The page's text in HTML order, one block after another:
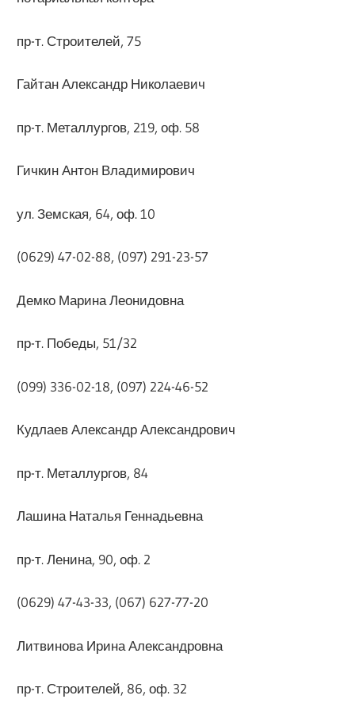
пр-т. Строителей, 75
Гайтан Александр Николаевич
пр-т. Металлургов, 219, оф. 58
Гичкин Антон Владимирович
ул. Земская, 64, оф. 10
(0629) 47-02-88, (097) 291-23-57
Демко Марина Леонидовна
пр-т. Победы, 51/32
(099) 336-02-18, (097) 224-46-52
Кудлаев Александр Александрович
пр-т. Металлургов, 84
Лашина Наталья Геннадьевна
пр-т. Ленина, 90, оф. 2
(0629) 47-43-33, (067) 627-77-20
Литвинова Ирина Александровна
пр-т. Строителей, 86, оф. 32